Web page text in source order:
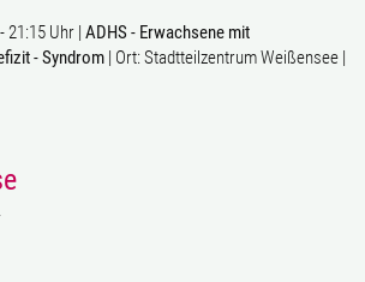
21:15 Uhr | ADHS - Erwachsene mit
- Syndrom | Ort: Stadtteilzentrum Weißensee |